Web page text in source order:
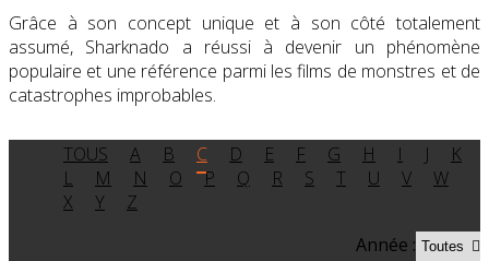
Grâce à son concept unique et à son côté totalement
assumé, Sharknado a réussi à devenir un phénomène
populaire et une référence parmi les films de monstres et de
catastrophes improbables.
TOUS A B C D E F G H I J
K
L
M N O P Q R S T U V
W
X
Y
Z
Année :